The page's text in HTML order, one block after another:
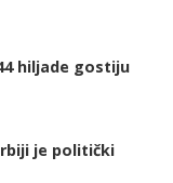
hiljade gostiju
je politički